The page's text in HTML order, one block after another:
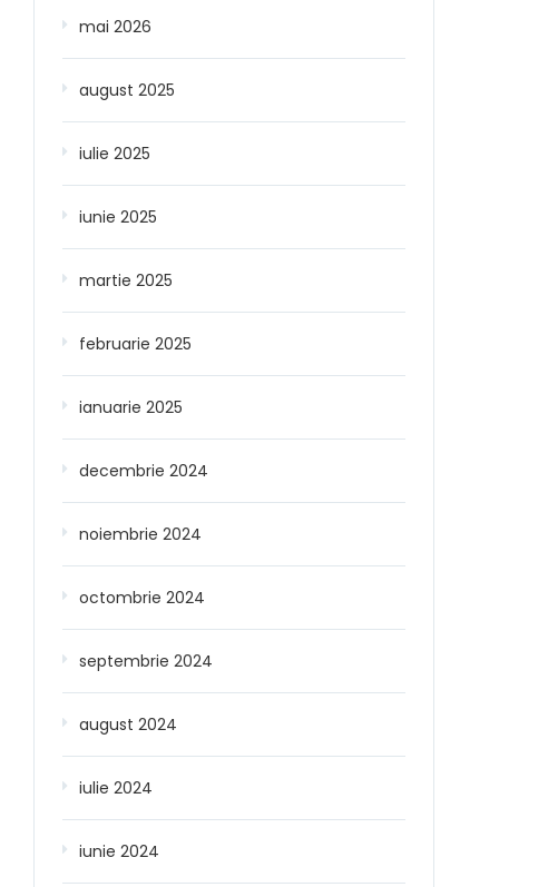
mai 2026
august 2025
iulie 2025
iunie 2025
martie 2025
februarie 2025
ianuarie 2025
decembrie 2024
noiembrie 2024
octombrie 2024
septembrie 2024
august 2024
iulie 2024
iunie 2024